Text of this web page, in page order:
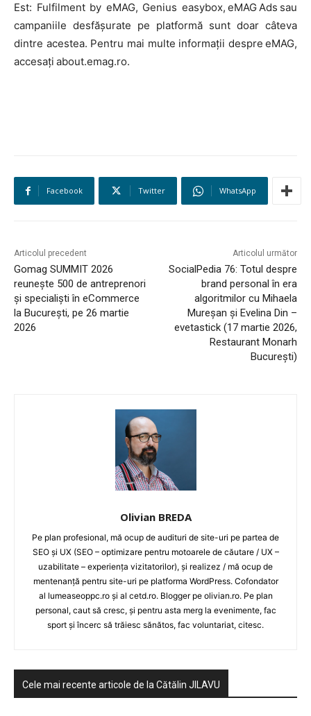
HOMEPAGE
NEWS
Est: Fulfilment by eMAG, Genius easybox, eMAG Ads sau
campaniile desfășurate pe platformă sunt doar câteva
dintre acestea. Pentru mai multe informații despre eMAG,
accesați about.emag.ro.
Facebook Twitter WhatsApp
Articolul precedent
Gomag SUMMIT 2026
reunește 500 de antreprenori
și specialiști în eCommerce
la București, pe 26 martie
2026
Articolul următor
SocialPedia 76: Totul despre
brand personal în era
algoritmilor cu Mihaela
Mureșan și Evelina Din –
evetastick (17 martie 2026,
Restaurant Monarh
București)
Olivian BREDA
Pe plan profesional, mă ocup de audituri de site-uri pe partea de
SEO și UX (SEO – optimizare pentru motoarele de căutare / UX –
uzabilitate – experiența vizitatorilor), și realizez / mă ocup de
mentenanță pentru site-uri pe platforma WordPress. Cofondator
al lumeaseoppc.ro și al cetd.ro. Blogger pe olivian.ro. Pe plan
personal, caut să cresc, și pentru asta merg la evenimente, fac
sport și încerc să trăiesc sănătos, fac voluntariat, citesc.
Cele mai recente articole de la Cătălin JILAVU